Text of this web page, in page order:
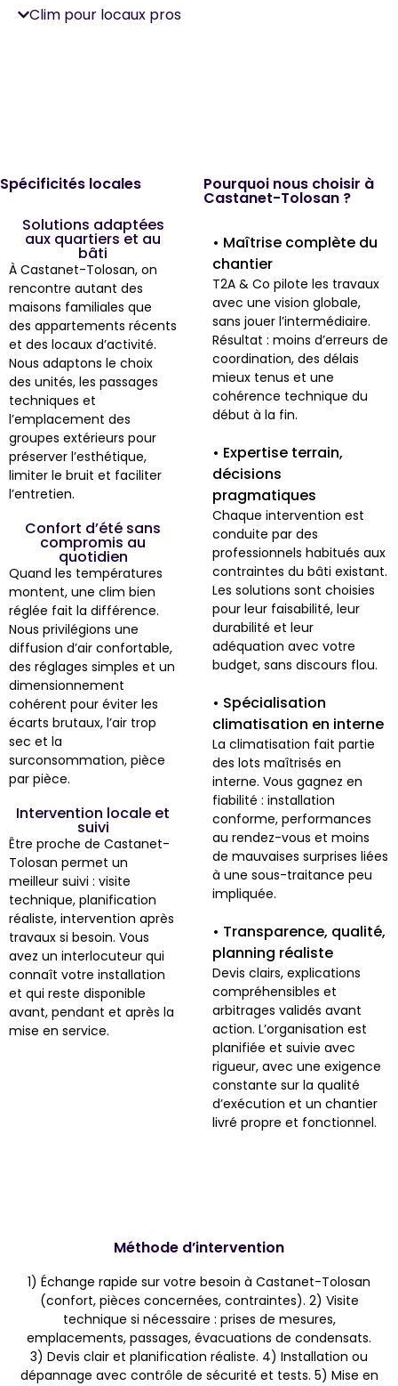
Clim pour locaux pros
Spécificités locales
Solutions adaptées
aux quartiers et au
bâti
À Castanet-Tolosan, on
rencontre autant des
maisons familiales que
des appartements récents
et des locaux d’activité.
Nous adaptons le choix
des unités, les passages
techniques et
l’emplacement des
groupes extérieurs pour
préserver l’esthétique,
limiter le bruit et faciliter
l’entretien.
Confort d’été sans
compromis au
quotidien
Quand les températures
montent, une clim bien
réglée fait la différence.
Nous privilégions une
diffusion d’air confortable,
des réglages simples et un
dimensionnement
cohérent pour éviter les
écarts brutaux, l’air trop
sec et la
surconsommation, pièce
par pièce.
Intervention locale et
suivi
Être proche de Castanet-
Tolosan permet un
meilleur suivi : visite
technique, planification
réaliste, intervention après
travaux si besoin. Vous
avez un interlocuteur qui
connaît votre installation
et qui reste disponible
avant, pendant et après la
mise en service.
Pourquoi nous choisir à
Castanet-Tolosan ?
• Maîtrise complète du
chantier
T2A & Co pilote les travaux
avec une vision globale,
sans jouer l’intermédiaire.
Résultat : moins d’erreurs de
coordination, des délais
mieux tenus et une
cohérence technique du
début à la fin.
• Expertise terrain,
décisions
pragmatiques
Chaque intervention est
conduite par des
professionnels habitués aux
contraintes du bâti existant.
Les solutions sont choisies
pour leur faisabilité, leur
durabilité et leur
adéquation avec votre
budget, sans discours flou.
• Spécialisation
climatisation en interne
La climatisation fait partie
des lots maîtrisés en
interne. Vous gagnez en
fiabilité : installation
conforme, performances
au rendez-vous et moins
de mauvaises surprises liées
à une sous-traitance peu
impliquée.
• Transparence, qualité,
planning réaliste
Devis clairs, explications
compréhensibles et
arbitrages validés avant
action. L’organisation est
planifiée et suivie avec
rigueur, avec une exigence
constante sur la qualité
d’exécution et un chantier
livré propre et fonctionnel.
Méthode d’intervention
1) Échange rapide sur votre besoin à Castanet-Tolosan
(confort, pièces concernées, contraintes). 2) Visite
technique si nécessaire : prises de mesures,
emplacements, passages, évacuations de condensats.
3) Devis clair et planification réaliste. 4) Installation ou
dépannage avec contrôle de sécurité et tests. 5) Mise en